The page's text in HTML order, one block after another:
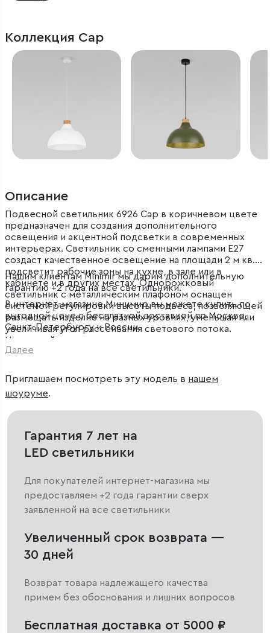
Коллекция Cap
Описание
Подвесной светильник 6926 Cap в коричневом цвете
предназначен для создания дополнительного
освещения и акцентной подсветки в современных
интерьерах. Светильник со сменными лампами E27
создаст качественное освещение на площади 2 м кв. и
подсветит рабочие зоны на кухне, в зале или в
кабинете и в других местах. Однорожковый
светильник с металлическим плафоном оснащен
системой регулировки высоты подвеса, позволяющей
размещать изделие на разных уровнях, уменьшая или
увеличивая угол рассеивания светового потока.
Накладной светильник просто устанавливается на
натяжных потолках при помощи монтажной планки.
Нашим клиентам Minimir мы дарим дополнительную
гарантию +2 года на все светильники.
В интернет-магазине Минимир вы можете купить по
выгодной цене с бесплатной доставкой по Москве,
Санкт-Петербургу и России.
Далее
Приглашаем посмотреть эту модель в нашем
шоуруме.
Гарантия 7 лет на
LED светильники
Для покупателей интернет-магазина мы
предоставляем +2 года гарантии сверх
заявленной на все светильники
Увеличенный срок возврата —
30 дней
Возврат товара надлежащего качества
примем без обоснования и лишних вопросов
Бесплатная доставка от 5000 ₽